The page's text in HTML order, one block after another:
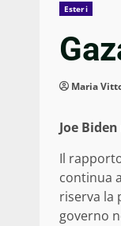
Esteri
Maria
Joe
Il
continua
riserva la
governo